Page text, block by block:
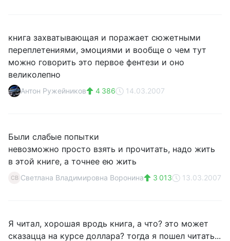
книга захватывающая и поражает сюжетными
переплетениями, эмоциями и вообще о чем тут
можно говорить это первое фентези и оно
великолепно
Антон Ружейников 4 386 14.03.2007
Были слабые попытки
невозможно просто взять и прочитать, надо жить
в этой книге, а точнее ею жить
СВ Светлана Владимировна Воронина 3 013 13.03.2007
Я читал, хорошая вродь книга, а что? это может
сказацца на курсе доллара? тогда я пошел читать...